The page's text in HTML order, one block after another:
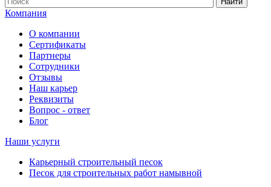
Компания
О компании
Сертификаты
Партнеры
Сотрудники
Отзывы
Наш карьер
Реквизиты
Вопрос - ответ
Блог
Наши услуги
Карьерный строительный песок
Песок для строительных работ намывной